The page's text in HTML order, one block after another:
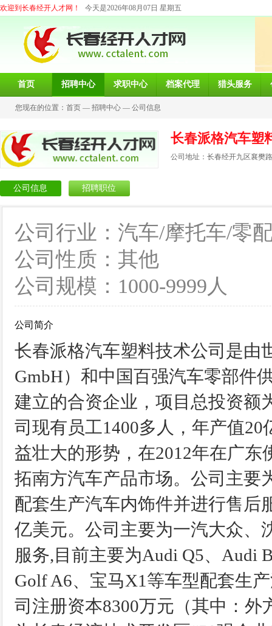
欢迎到长春经开人才网！ 今天是2026年08月07日 星期五
首页 招聘中心 求职中心 档案代理 猎头服务
您现在的位置： 首页 — 招聘中心 — 公司信息
长春派格汽车塑
公司地址：长春经开九区襄樊
公司信息 招聘职位
公司行业：汽车/摩托车/零
公司性质：其他
公司规模：1000-9999人
公司简介
长春派格汽车塑料技术公司是由
GmbH）和中国百强汽车零部件
建立的合资企业，项目总投资额
司现有员工1400多人，年产值
益壮大的形势，在2012年在广
拓南方汽车产品市场。公司主要
配套生产汽车内饰件并进行售后
亿美元。公司主要为一汽大众、
服务,目前主要为Audi Q5、Audi
Golf A6、宝马X1等车型配套生
司注册资本8300万元（其中：外